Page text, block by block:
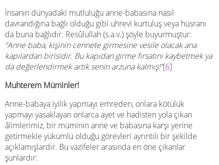
İnsanın dünyadaki mutluluğu anne-babasına nasıl
davrandığına bağlı olduğu gibi uhrevi kurtuluş veya hüsranı
da buna bağlıdır. Resûlullah (s.a.v.) şöyle buyurmuştur:
“Anne baba, kişinin cennete girmesine vesile olacak ana
kapılardan birisidir. Bu kapıdan girme fırsatını kaybetmek ya
da değerlendirmek artık senin arzuna kalmış!”[6]
Muhterem Müminler!
Anne-babaya iyilik yapmayı emreden, onlara kötülük
yapmayı yasaklayan onlarca ayet ve hadisten yola çıkan
âlimlerimiz, bir müminin anne ve babasına karşı yerine
getirmekle yükümlü olduğu görevleri ayrıntılı bir şekilde
açıklamışlardır. Bu vazifeler arasında en öne çıkanlar
şunlardır: